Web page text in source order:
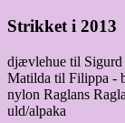
Strikket i 2013
djævlehue til Sigurd
Matilda til Filippa -
nylon Raglans
uld/alpaka